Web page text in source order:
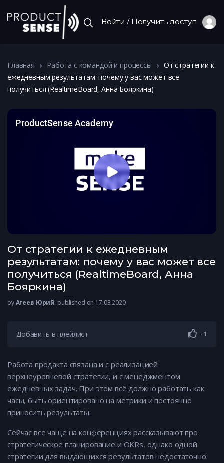
Войти / Получить доступ
Главная Работа с командой и процессы
От стратегии к
ежедневным результатам: почему у вас может все
получиться (RealtimeBoard, Анна Бояркина)
От стратегии к ежедневным
результатам: почему у вас может все
получиться (RealtimeBoard, Анна
Бояркина)
byАгеев Юрий published on 17.03.2020
Добавить в плейлист +1
Работа продакта связана и с реализацией
верхнеуровневой стратегии, и с менеджментом
ежедневных задач. При этом всё должно работать как
часы, быть ориентировано на метрики и постоянно
приносить результаты.
Сейчас все чаще на конференциях рассказывают про
стратегическое планирование и OKRs, однако одной
стратегии для выдающихся результатов недостаточно: